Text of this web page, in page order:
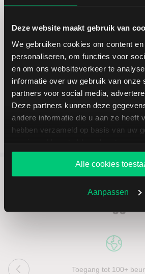
Deze website maakt gebruik van
We gebruiken cookies om content
personaliseren, om functies voor
en om ons websiteverkeer te
informatie over uw gebruik van onze
partners voor social media,
Deze partners kunnen deze
andere informatie die u aan ze heeft
hebben verzameld op basis van uw
website blijft gebruiken.
Alle cookies
Aanpassen
Een beleggingsrekening via LYNX
handelsplatform, scherpe tarieven en
uitgebreid aanbod van
beurzen.
Open een beleggingsrekening
5 redenen om via
beleggen
Toegang tot 100+